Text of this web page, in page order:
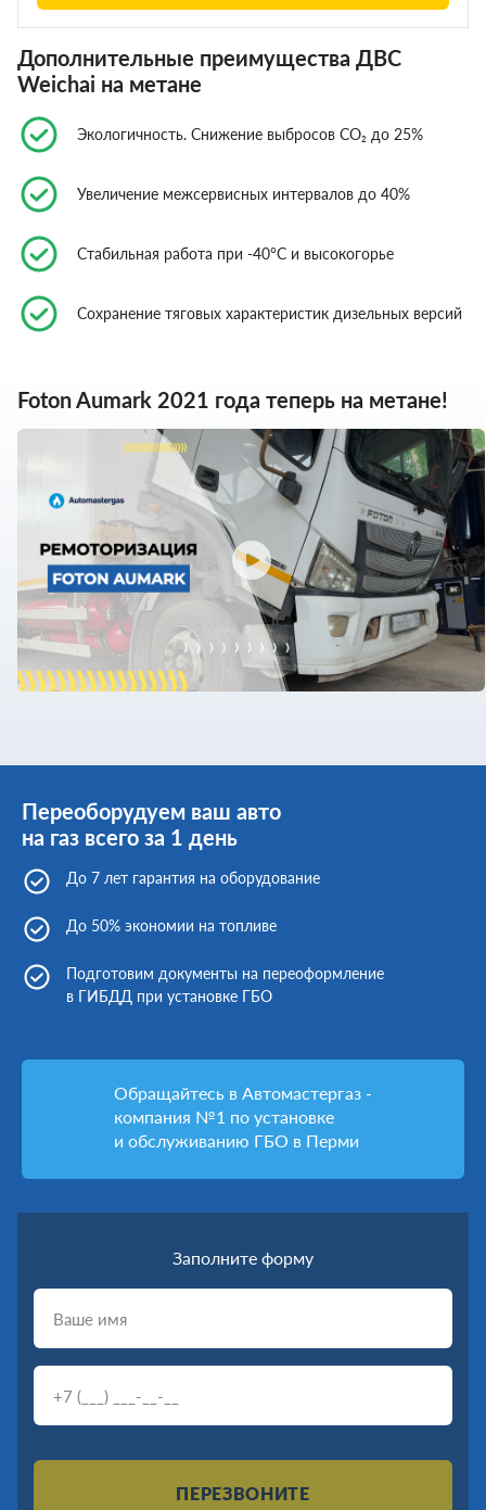
Дополнительные преимущества ДВС
Weichai на метане
Экологичность. Снижение выбросов CO₂ до 25%
Увеличение межсервисных интервалов до 40%
Стабильная работа при -40°C и высокогорье
Сохранение тяговых характеристик дизельных версий
Foton Aumark 2021 года теперь на метане!
Переоборудуем ваш авто
на газ всего за 1 день
До 7 лет гарантия на оборудование
До 50% экономии на топливе
Подготовим документы на переоформление
в ГИБДД при установке ГБО
Обращайтесь в Автомастергаз -
компания №1 по установке
и обслуживанию ГБО в Перми
Заполните форму
ПЕРЕЗВОНИТЕ